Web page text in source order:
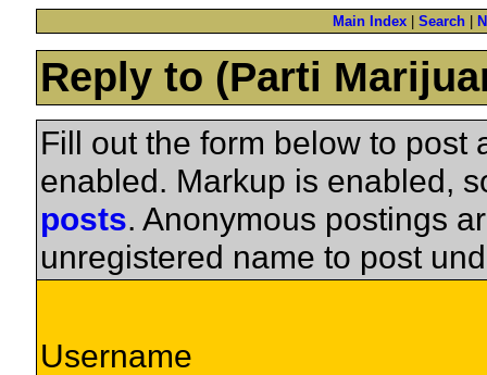
Main Index Search
Reply to (Parti
Fill out the form below to post
enabled. Markup is enabled,
posts. Anonymous postings
unregistered name to post
Username